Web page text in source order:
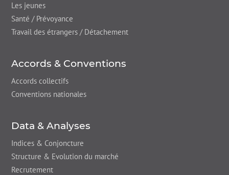
Les jeunes
Santé / Prévoyance
Travail des étrangers / Détachement
Accords & Conventions
Accords collectifs
Conventions nationales
Data & Analyses
Indices & Conjoncture
Structure & Evolution du marché
Recrutement